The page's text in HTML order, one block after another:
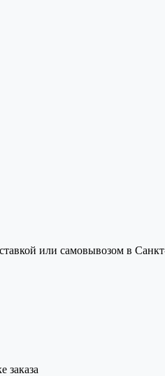
или самовывозом в
заказа